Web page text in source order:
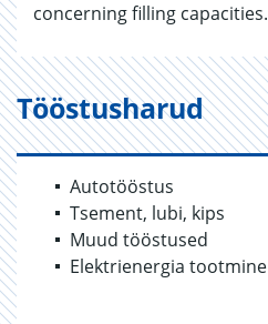
concerning filling capacities.
Tööstusharud
Autotööstus
Tsement, lubi, kips
Muud tööstused
Elektrienergia tootmine